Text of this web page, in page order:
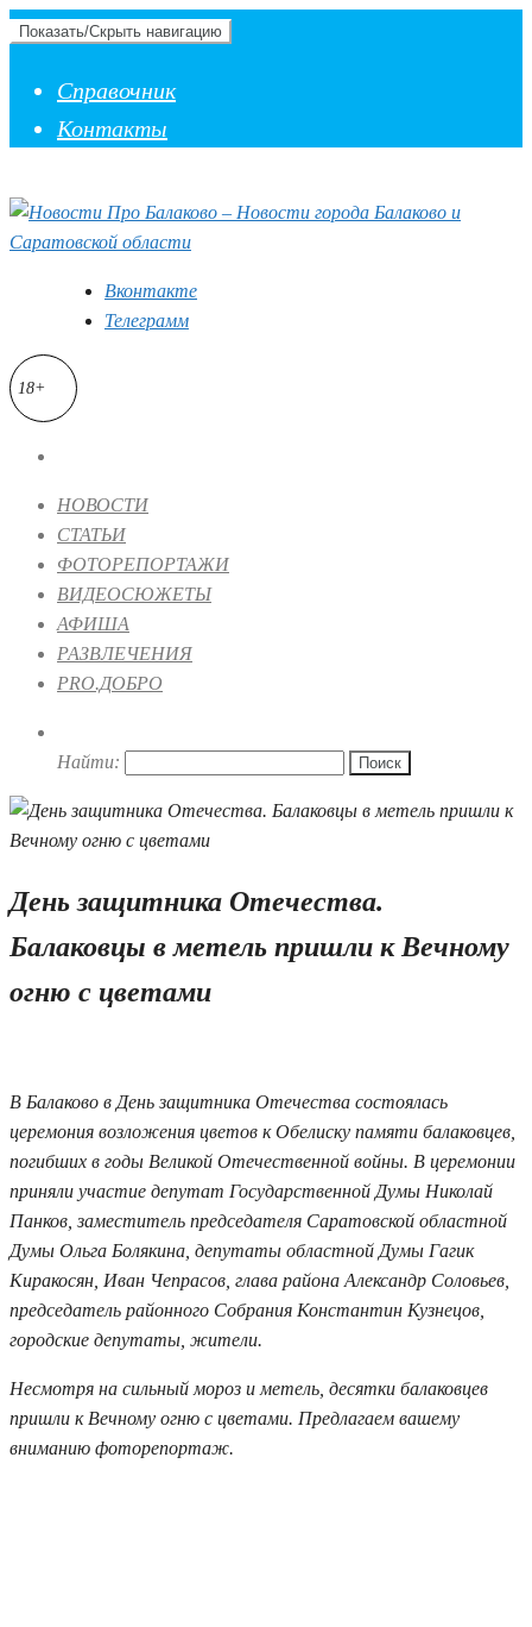
Показать/Скрыть навигацию
Справочник
Контакты
Вконтакте
Телеграмм
18+
НОВОСТИ
СТАТЬИ
ФОТОРЕПОРТАЖИ
ВИДЕОСЮЖЕТЫ
АФИША
РАЗВЛЕЧЕНИЯ
PRO.ДОБРО
Найти:
День защитника Отечества.
Балаковцы в метель пришли к Вечному
огню с цветами
В Балаково в День защитника Отечества состоялась
церемония возложения цветов к Обелиску памяти балаковцев,
погибших в годы Великой Отечественной войны. В церемонии
приняли участие депутат Государственной Думы Николай
Панков, заместитель председателя Саратовской областной
Думы Ольга Болякина, депутаты областной Думы Гагик
Киракосян, Иван Чепрасов, глава района Александр Соловьев,
председатель районного Собрания Константин Кузнецов,
городские депутаты, жители.
Несмотря на сильный мороз и метель, десятки балаковцев
пришли к Вечному огню с цветами. Предлагаем вашему
вниманию фоторепортаж.